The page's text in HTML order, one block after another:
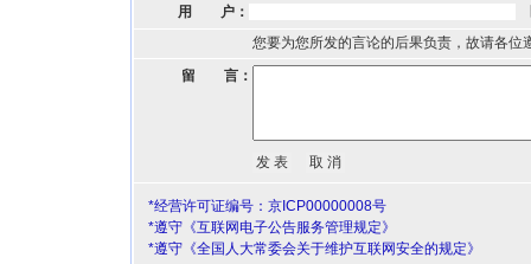
用 户：
您要为您所发的言论的后果负责，故请各位
留 言：
*经营许可证编号：京ICP00000008号
*遵守《互联网电子公告服务管理规定》
*遵守《全国人大常委会关于维护互联网安全的规定》